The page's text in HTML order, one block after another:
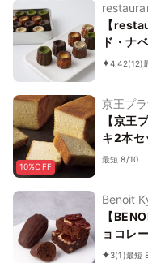
【
ド・ナ
4.42(12)
10%OFF
京王プ
【京王
キ2本セ
最短 8/10
Benoit
【
ョコレ
ソート
3(1)最短